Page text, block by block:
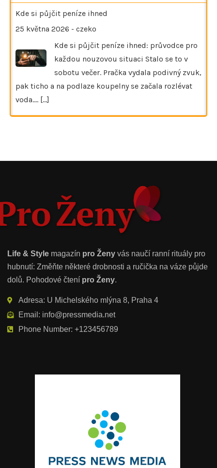
Kde si půjčit peníze ihned
25 května 2026 - czeko
Kde si půjčit peníze ihned: průvodce pro
každou nouzovou situaci Stalo se to v
sobotu večer. Pračka vydala podivný zvuk,
pak ticho a na podlaze koupelny se začala rozlévat
voda.… [...]
Life & Style magazín pro Ženy vás naučí ranní rituály pro
hubnutí: Změňte některé drobnosti a ručička na váze půjde
dolů. Pohodové čtení pro Ženy.
Adresa: U Michelského mlýna 8, Praha 4
Email: info@pressmedia.net
Phone Number: +123456789